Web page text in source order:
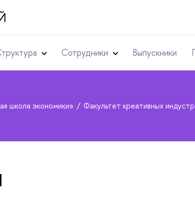
Сотрудники Выпускники
школа экономики» Факультет креативных